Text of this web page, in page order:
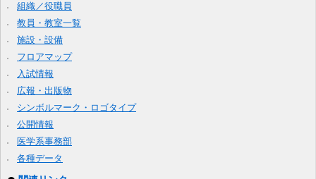
組織／役職員
教員・教室一覧
施設・設備
フロアマップ
入試情報
広報・出版物
シンボルマーク・ロゴタイプ
公開情報
医学系事務部
各種データ